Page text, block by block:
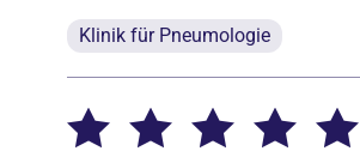
Klinik für Pneumologie